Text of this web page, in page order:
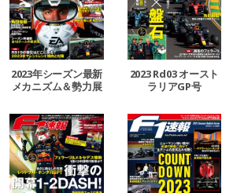
2023年シーズン最新
メカニズム＆勢力展
望号
2023 Rd03 オースト
ラリアGP号